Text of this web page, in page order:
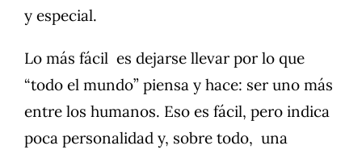
y especial.
Lo más fácil es dejarse llevar por lo que
“todo el mundo” piensa y hace: ser uno más
entre los humanos. Eso es fácil, pero indica
poca personalidad y, sobre todo, una